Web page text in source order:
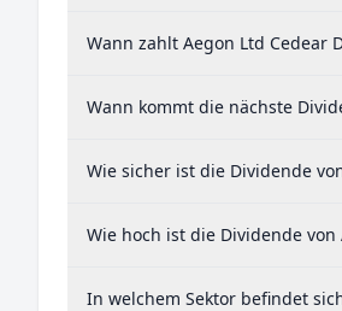
Wann zahlt Aegon Ltd Cedear
Wann kommt die nächste
Wie sicher ist die Dividende
Wie hoch ist die Dividende von
In welchem Sektor befindet